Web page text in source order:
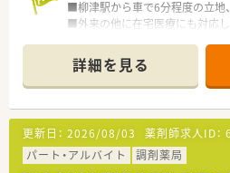
■柳津駅から車で6分程度の立地
■外来の他に在宅医療にも対応
＜こんな企業です＞
■岐阜県内で店舗展開をしてい
■エリアが限られているため休
■自分の意見を気軽に伝えられ
詳細を見る
更新日： 2026/08/03 薬剤師求人ID：
パート・アルバイト
調剤薬局